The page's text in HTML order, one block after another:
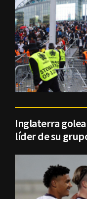
Inglaterra
líder de su